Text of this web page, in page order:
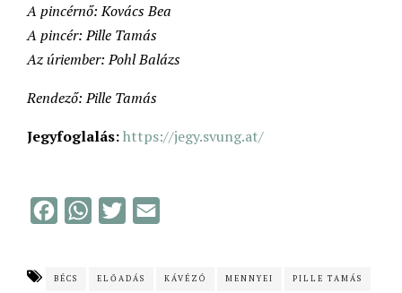
A pincérnő: Kovács Bea
A pincér: Pille Tamás
Az úriember: Pohl Balázs
Rendező: Pille Tamás
Jegyfoglalás:https://jegy.svung.at/
W
BÉCS ELŐADÁS KÁVÉZÓ MENNYEI PILLE TAMÁS